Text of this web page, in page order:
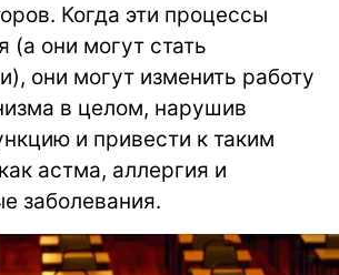
Когда эти процессы
(а они могут стать
они могут изменить работу
в целом, нарушив
и привести к таким
астма, аллергия и
заболевания.